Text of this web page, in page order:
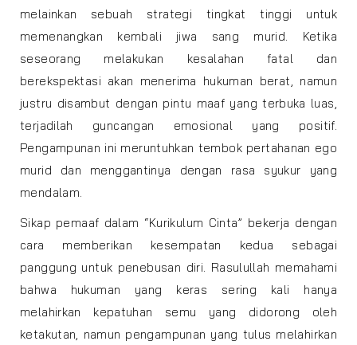
melainkan sebuah strategi tingkat tinggi untuk
memenangkan kembali jiwa sang murid. Ketika
seseorang melakukan kesalahan fatal dan
berekspektasi akan menerima hukuman berat, namun
justru disambut dengan pintu maaf yang terbuka luas,
terjadilah guncangan emosional yang positif.
Pengampunan ini meruntuhkan tembok pertahanan ego
murid dan menggantinya dengan rasa syukur yang
mendalam.
Sikap pemaaf dalam “Kurikulum Cinta” bekerja dengan
cara memberikan kesempatan kedua sebagai
panggung untuk penebusan diri. Rasulullah memahami
bahwa hukuman yang keras sering kali hanya
melahirkan kepatuhan semu yang didorong oleh
ketakutan, namun pengampunan yang tulus melahirkan